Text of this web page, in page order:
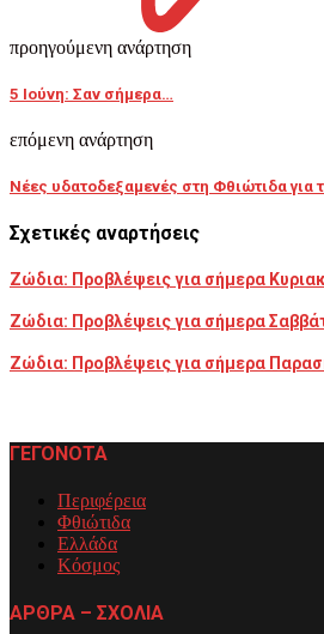
προηγούμενη ανάρτηση
5 Ιούνη: Σαν σήμερα…
επόμενη ανάρτηση
Nέες υδατοδεξαμενές στη Φθιώτιδα για
Σχετικές αναρτήσεις
Ζώδια: Προβλέψεις για σήμερα
Ζώδια: Προβλέψεις για σήμερα
Ζώδια: Προβλέψεις για σήμερα
ΓΕΓΟΝΟΤΑ
Περιφέρεια
Φθιώτιδα
Ελλάδα
Κόσμος
ΑΡΘΡΑ – ΣΧΟΛΙΑ